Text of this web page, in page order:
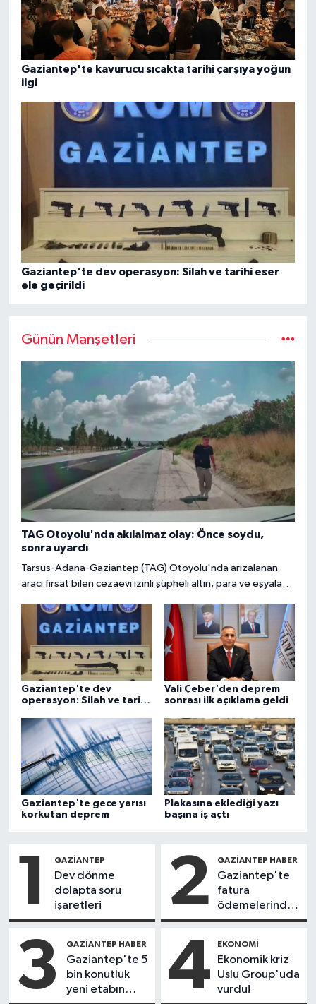
Gaziantep'te kavurucu sıcakta tarihi çarşıya yoğun
ilgi
Gaziantep'te dev operasyon: Silah ve tarihi eser
ele geçirildi
Günün Manşetleri
TAG Otoyolu'nda akılalmaz olay: Önce soydu,
sonra uyardı
Tarsus-Adana-Gaziantep (TAG) Otoyolu'nda arızalanan
aracı fırsat bilen cezaevi izinli şüpheli altın, para ve eşyaları
tutuklandı.
Gaziantep'te dev
operasyon: Silah ve tarihi
Vali Çeber'den deprem
sonrası ilk açıklama geldi
Gaziantep'te gece yarısı
korkutan deprem
Plakasına eklediği yazı
başına iş açtı
1 GAZIANTEP
Dev dönme
dolapta soru
işaretleri
2 GAZIANTEP HABER
Gaziantep'te
fatura
ödemelerinde
yeni dönem
3 GAZIANTEP HABER
Gaziantep'te 5
bin konutluk
yeni etabın
4 EKONOMI
Ekonomik kriz
Uslu Group'uda
vurdu!